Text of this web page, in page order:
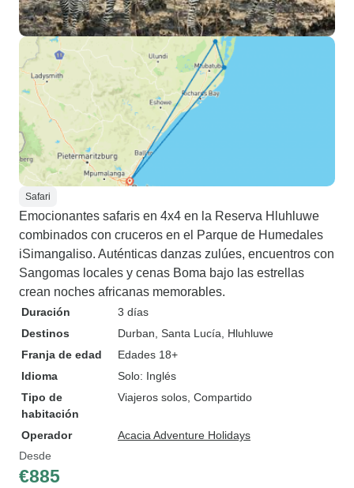
Safari
Emocionantes safaris en 4x4 en la Reserva Hluhluwe
combinados con cruceros en el Parque de Humedales
iSimangaliso. Auténticas danzas zulúes, encuentros con
Sangomas locales y cenas Boma bajo las estrellas
crean noches africanas memorables.
Duración
3 días
Destinos
Durban , Santa Lucía , Hluhluwe
Franja de edad
Edades 18+
Idioma
Solo: Inglés
Tipo de
habitación
Viajeros solos, Compartido
Operador
Acacia Adventure Holidays
Desde
€885